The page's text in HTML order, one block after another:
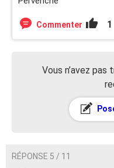
Commenter 1
Vous n’avez pas
RÉPONSE 5 / 11